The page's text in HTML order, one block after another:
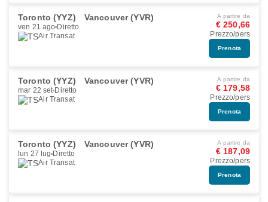
Toronto (YYZ) Vancouver (YVR)
ven 21 ago Diretto
Air Transat
A partire da
€ 250,66
Prezzo/pers
Prenota
Toronto (YYZ) Vancouver (YVR)
mar 22 set Diretto
Air Transat
A partire da
€ 179,58
Prezzo/pers
Prenota
Toronto (YYZ) Vancouver (YVR)
lun 27 lug Diretto
Air Transat
A partire da
€ 187,09
Prezzo/pers
Prenota